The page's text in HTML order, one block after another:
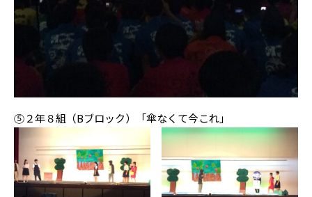
⑤２年８組（Bブロック）「傘なくて今これ」